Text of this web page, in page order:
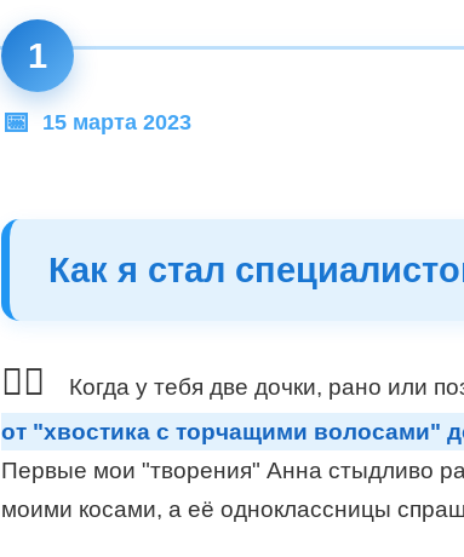
1
15 марта 2023
Как я стал
💇‍♂️ Когда у тебя две дочки, рано или
от "хвостика с торчащими волосами"
Первые мои "творения" Анна стыдливо
моими косами, а её одноклассницы